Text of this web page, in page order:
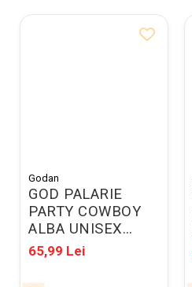
Godan
GOD PALARIE
PARTY COWBOY
ALBA UNISEX
04384
65,99 Lei